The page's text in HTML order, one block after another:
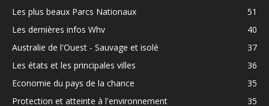
Les plus beaux Parcs Nationaux
51
Les dernières infos Whv
40
Australie de l'Ouest - Sauvage et isolé
37
Les états et les principales villes
36
Economie du pays de la chance
35
Protection et atteinte à l'environnement
35